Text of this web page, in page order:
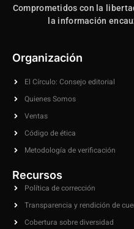
Comprometidos con la
la información
Organización
El Círculo: Consejo editorial
Quienes Somos
Ventas
Código de ética
Metodología de verificación
Recursos
Política de corrección
Transparencia y rendición de
Cobertura sobre diversidad